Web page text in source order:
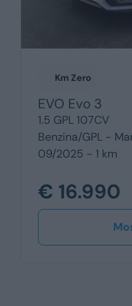
Km Zero
EVO Evo 3
1.5 GPL 107CV
Benzina/GPL -
09/2025 - 1 km
€ 16.990